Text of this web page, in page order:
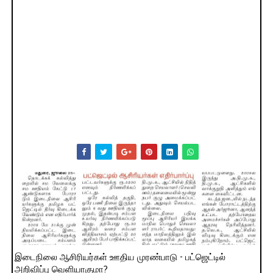
இடைநிலை ஆசிரியர்கள் ஊதிய முரண்பாடு - பட்ஜெட்டில்
அறிவிப்பு வெளியாகுமா?